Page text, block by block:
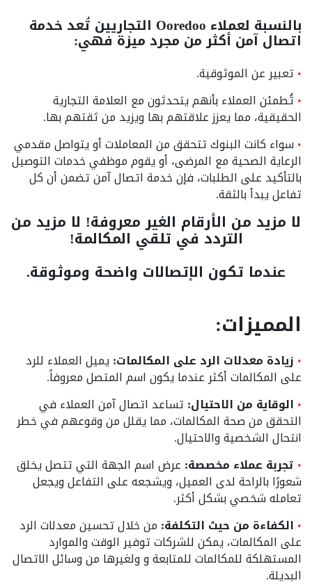
بالنسبة لعملاء Ooredoo التجاريين تُعد خدمة
اتصال آمن أكثر من مجرد ميزة فهي:
تعبير عن الموثوقية.
تُطمئن العملاء بأنهم يتحدثون مع العلامة التجارية
الحقيقية، مما يعزز علاقتهم بها ويزيد من ثقتهم بها.
سواء كانت البنوك تتحقق من المعاملات أو يتواصل مقدمي
الرعاية الصحية مع المرضى، أو يقوم موظفي خدمات التوصيل
بالتأكيد على الطلبات، فإن خدمة اتصال آمن تضمن أن كل
تفاعل يبدأ بالثقة.
لا مزيد من الأرقام الغير معروفة! لا مزيد من
التردد في تلقي المكالمة!
عندما تكون الإتصالات واضحة وموثوقة.
المميزات:
زيادة معدلات الرد على المكالمات: يميل العملاء للرد
على المكالمات أكثر عندما يكون اسم المتصل معروفاً.
الوقاية من الاحتيال: تساعد اتصال آمن العملاء في
التحقق من صحة المكالمات، مما يقلل من وقوعهم في خطر
انتحال الشخصية والاحتيال.
تجربة عملاء مخصصة: عرض اسم الجهة التي تتصل يخلق
شعورًا بالراحة لدى العميل، ويشجعه على التفاعل ويجعل
تعامله شخصي بشكل أكثر.
الكفاءة من حيث التكلفة: من خلال تحسين معدلات الرد
على المكالمات، يمكن للشركات توفير الوقت والموارد
المستهلكة للمكالمات للمتابعة و ولغيرها من وسائل الاتصال
البديلة.